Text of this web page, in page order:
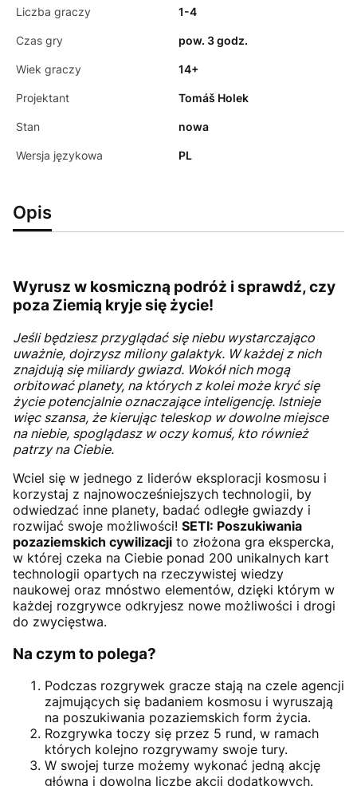
Liczba graczy 1-4
Czas gry pow. 3 godz.
Wiek graczy 14+
Projektant Tomáš Holek
Stan nowa
Wersja językowa PL
Opis
Wyrusz w kosmiczną podróż i sprawdź, czy
poza Ziemią kryje się życie!
Jeśli będziesz przyglądać się niebu wystarczająco
uważnie, dojrzysz miliony galaktyk. W każdej z nich
znajdują się miliardy gwiazd. Wokół nich mogą
orbitować planety, na których z kolei może kryć się
życie potencjalnie oznaczające inteligencję. Istnieje
więc szansa, że kierując teleskop w dowolne miejsce
na niebie, spoglądasz w oczy komuś, kto również
patrzy na Ciebie.
Wciel się w jednego z liderów eksploracji kosmosu i
korzystaj z najnowocześniejszych technologii, by
odwiedzać inne planety, badać odległe gwiazdy i
rozwijać swoje możliwości! SETI: Poszukiwania
pozaziemskich cywilizacji to złożona gra ekspercka,
w której czeka na Ciebie ponad 200 unikalnych kart
technologii opartych na rzeczywistej wiedzy
naukowej oraz mnóstwo elementów, dzięki którym w
każdej rozgrywce odkryjesz nowe możliwości i drogi
do zwycięstwa.
Na czym to polega?
Podczas rozgrywek gracze stają na czele agencji
zajmujących się badaniem kosmosu i wyruszają
na poszukiwania pozaziemskich form życia.
Rozgrywka toczy się przez 5 rund, w ramach
których kolejno rozgrywamy swoje tury.
W swojej turze możemy wykonać jedną akcję
główną i dowolną liczbę akcji dodatkowych.